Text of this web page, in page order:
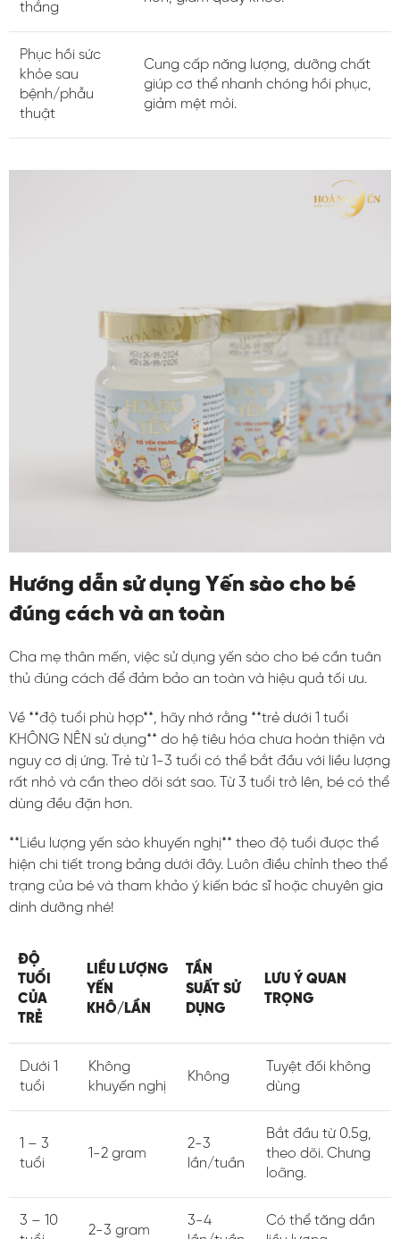
thẳng
Phục hồi sức
khỏe sau
bệnh/phẫu
thuật
Cung cấp năng lượng, dưỡng chất
giúp cơ thể nhanh chóng hồi phục,
giảm mệt mỏi.
Hướng dẫn sử dụng Yến sào cho bé
đúng cách và an toàn
Cha mẹ thân mến, việc sử dụng yến sào cho bé cần tuân
thủ đúng cách để đảm bảo an toàn và hiệu quả tối ưu.
Về **độ tuổi phù hợp**, hãy nhớ rằng **trẻ dưới 1 tuổi
KHÔNG NÊN sử dụng** do hệ tiêu hóa chưa hoàn thiện và
nguy cơ dị ứng. Trẻ từ 1-3 tuổi có thể bắt đầu với liều lượng
rất nhỏ và cần theo dõi sát sao. Từ 3 tuổi trở lên, bé có thể
dùng đều đặn hơn.
**Liều lượng yến sào khuyến nghị** theo độ tuổi được thể
hiện chi tiết trong bảng dưới đây. Luôn điều chỉnh theo thể
trạng của bé và tham khảo ý kiến bác sĩ hoặc chuyên gia
dinh dưỡng nhé!
ĐỘ
TUỔI
CỦA
TRẺ
LIỀU LƯỢNG
YẾN
KHÔ/LẦN
TẦN
SUẤT SỬ
DỤNG
LƯU Ý QUAN
TRỌNG
Dưới 1
tuổi
Không
khuyến nghị
Không
Tuyệt đối không
dùng
1 – 3
tuổi
1-2 gram
2-3
lần/tuần
Bắt đầu từ 0.5g,
theo dõi. Chưng
loãng.
3 – 10
2-3 gram
3-4
Có thể tăng dần